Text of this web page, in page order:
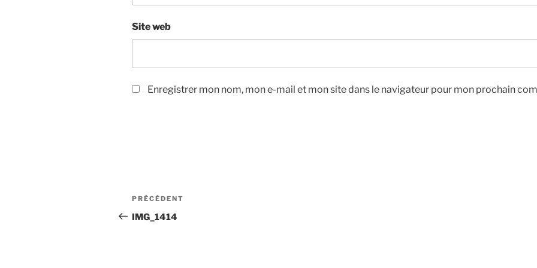
Site web
Enregistrer mon nom, mon e-mail et mon site dans le navigateur pour mon prochain
Navigation
de
Article
précédent
PRÉCÉDENT
IMG_1414